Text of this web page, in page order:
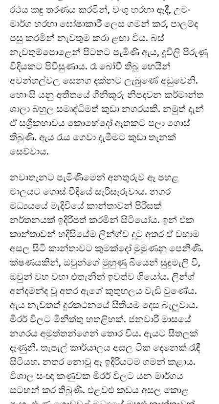
රථය කඳු තරණය කරමින්, වංගු හරහා ඇදී, උමං
මාර්ග හරහා ඝෝෂාකාරී ලෙස ගමන් කර, පාලම්ද
පසු කරමින් නැවතුම කරා ළඟා විය. බස්
නැවතුම්පොළෙන් පිටතට පැමිණි ඇය, දූවිලි පිරුණු
වීදියකට පිවිසුණාය. රෑ බෝවී තිබූ හෙයින්
අවන්හල්වල සෙනග දක්නට ලැබුණේ අඩුවෙනි.
හොංසි යනු අතීතයේ ගිනිකූරු නිපදවන කර්මාන්ත
ශාලා බහුල සමෘද්ධිමත් කුඩා නගරයකි. නමුත් දැන්
ඒ සශ්‍රීකභාවය කොහේදෝ ඈතකට පලා ගොස්
තිබුණි. ඇය රැය ගෙවා දැමීමට කුඩා තැනක්
සෙව්වාය.
නවාතැනට පැමිණීමෙන් අනතුරුව ඈ පහළ
මාලයට ගොස් වීදියේ සැරිසැරුවාය. නගර
මධ්‍යයයේ මැදිවියේ කාන්තාවන් පිරිසක්
නර්තනයක් ඉදිරිපත් කරමින් සිටියෝය. ඉන් එක
කාන්තාවන් හදිසියේම ලින්ග්ව දුටු අතර ඒ වහාම
අසල සිටි කාන්තාවට කුමක්දෝ මුමුණනු පෙනිණි.
ක්ෂණයකින්, ඔවුන්ගේ මුහුණු බියෙන් සුදුමැලි වී,
ඔවුන් වහ වහා එතැනින් ඉවත්ව ගියෝය. ලින්ග්
අන්දමන්ද වූ අතර ඇගේ කුතුහලය වැඩි වුණේය.
ඇය නැවතත් දුරකථනයේ සිතියම දෙස බැලුවාය.
මිරර් විලට මිනිත්තු හතළිහක්. ජනවාරි මාසයේ
නගරය අමුත්තන්ගෙන් තොර විය. ඇයට සීතලක්
දැණුනි. තැපැල් කාර්යාලය අසල ටික දෙනෙක් රැඳී
සිටියහ. නතර නොවූ ඈ ඉදිරියටම ගමන් කළාය.
විශාල සංඥා කණුවක මිරර් විලට යන මාර්ගය
සටහන් කර තිබුණි. එළවළු කඩය අසල කොළ